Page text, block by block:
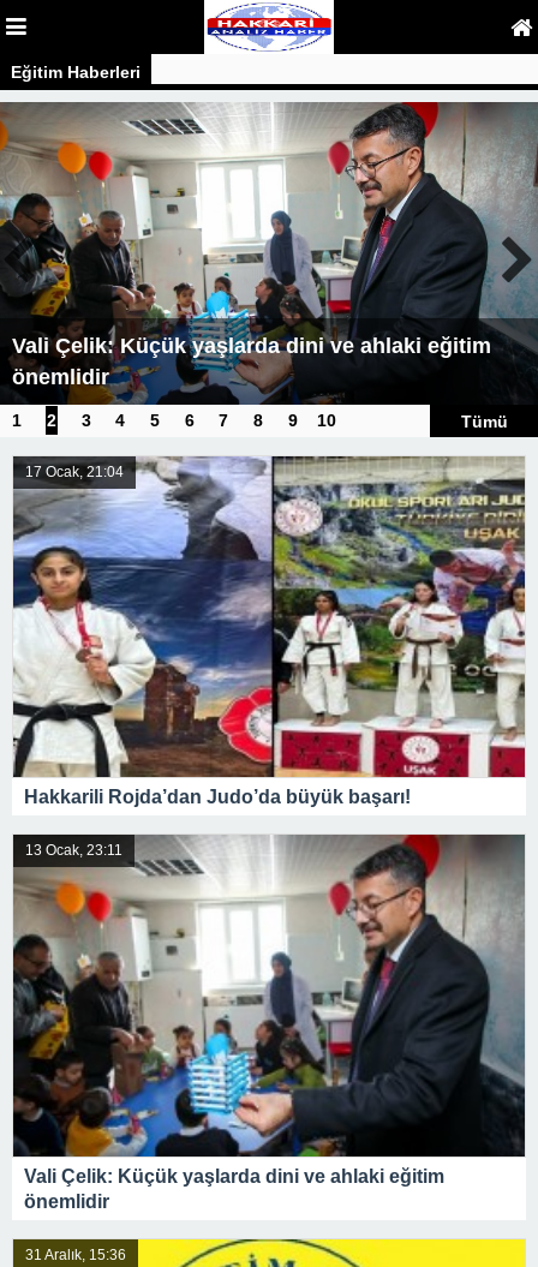
Eğitim Haberleri
Vali Çelik: Küçük yaşlarda dini ve ahlaki eğitim
önemlidir
1 2 3 4 5 6 7 8 9 10 Tümü
17 Ocak, 21:04
Hakkarili Rojda’dan Judo’da büyük başarı!
13 Ocak, 23:11
Vali Çelik: Küçük yaşlarda dini ve ahlaki eğitim
önemlidir
31 Aralık, 15:36